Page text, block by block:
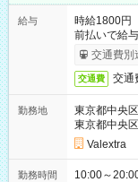
給与
時給1800円
前払いで給
交通費別
交通費 交通
勤務地
東京都中央区
東京都中央
Valextra
勤務時間
10:00～20:00 実働7.5時間／休憩1.5時間 営業時間に合わ